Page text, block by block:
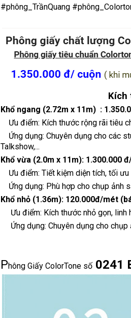
#phông_TrầnQuang
Kích
Khổ ngang (2.72m x 11m) :
Ưu điểm: Kích thước rộng rãi tiêu
Ứng dụng: Chuyên dụng cho các
Talkshow,...
Khổ vừa (2.0m x 11m): 1.300.000
Ưu điểm: Tiết kiệm diện tích, tối ưu
Ứng dụng: Phù hợp cho chụp ảnh
Khổ nhỏ (1.36m): 120.000đ/mét
Ưu điểm: Kích thước nhỏ gọn, linh
Ứng dụng: Chuyên dụng cho chụp
Phông Giấy ColorTone số 0241